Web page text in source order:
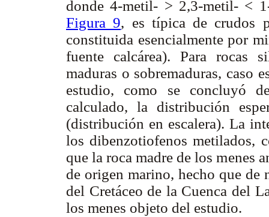
donde 4-metil- > 2,3-metil- <
Figura 9, es típica de crudos
constituida esencialmente por
fuente calcárea). Para rocas
maduras o sobremaduras, caso
estudio, como se concluyó
calculado, la distribución
(distribución en escalera). La
los dibenzotiofenos metilados,
que la roca madre de los menes
de origen marino, hecho que de
del Cretáceo de la Cuenca del
los menes objeto del estudio.